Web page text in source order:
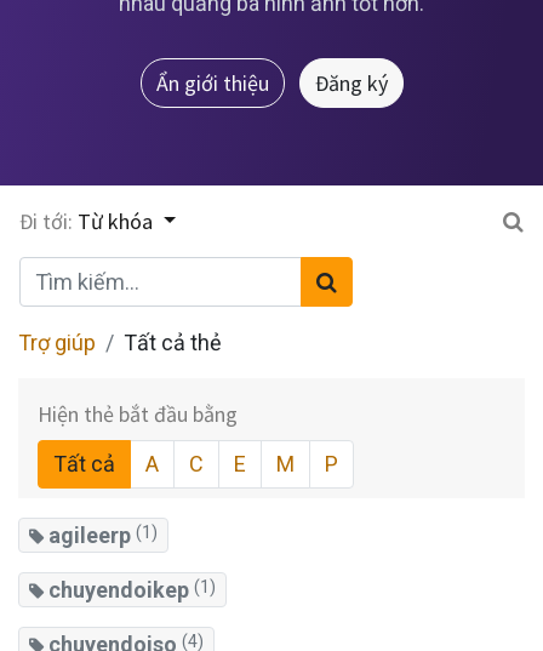
Ẩn giới thiệu Đăng ký
Đi tới: Từ khóa
Trợ giúp Tất cả thẻ
Hiện thẻ bắt đầu bằng
Tất cả A C E M P
agileerp (1)
chuyendoikep (1)
chuyendoiso (4)